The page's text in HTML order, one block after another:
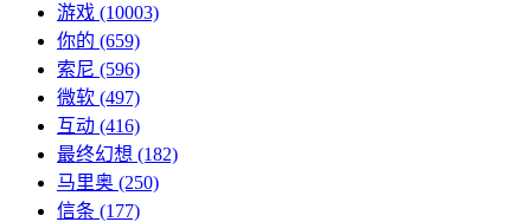
游戏 (10003)
你的 (659)
索尼 (596)
微软 (497)
互动 (416)
最终幻想 (182)
马里奥 (250)
信条 (177)